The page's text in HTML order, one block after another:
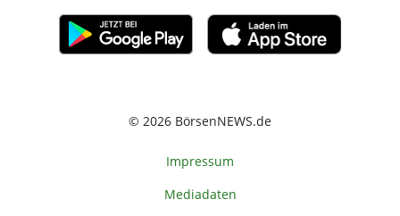
© 2026 BörsenNEWS.de
Impressum
Mediadaten